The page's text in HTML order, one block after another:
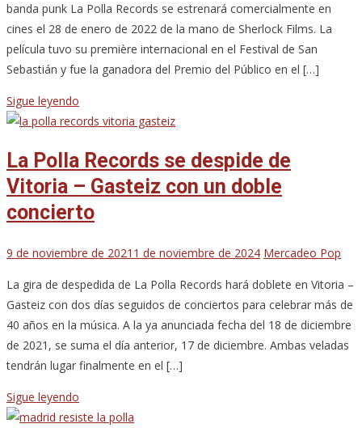
banda punk La Polla Records se estrenará comercialmente en
cines el 28 de enero de 2022 de la mano de Sherlock Films. La
película tuvo su première internacional en el Festival de San
Sebastián y fue la ganadora del Premio del Público en el […]
Sigue leyendo
La Polla Records se despide de
Vitoria – Gasteiz con un doble
concierto
9 de noviembre de 2021 1 de noviembre de 2024 Mercadeo Pop
La gira de despedida de La Polla Records hará doblete en Vitoria –
Gasteiz con dos días seguidos de conciertos para celebrar más de
40 años en la música. A la ya anunciada fecha del 18 de diciembre
de 2021, se suma el día anterior, 17 de diciembre. Ambas veladas
tendrán lugar finalmente en el […]
Sigue leyendo